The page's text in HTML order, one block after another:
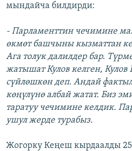
мындайча билдирди:
- Парламенттин чечимине
өкмөт башчыны кызматтан
Ага толук далилдер бар.
жатышат Кулов келген, Кулов
сүйлөшкөн деп. Андай
көңүлүнө албай жатат. Биз
таратуу чечимине келдик.
ушул жерде турабыз.
Жогорку Кеңеш кырдаалды